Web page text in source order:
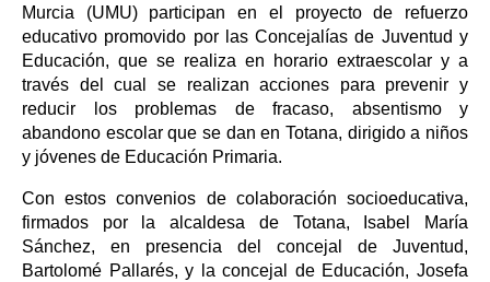
Murcia (UMU) participan en el proyecto de refuerzo
educativo promovido por las Concejalías de Juventud y
Educación, que se realiza en horario extraescolar y a
través del cual se realizan acciones para prevenir y
reducir los problemas de fracaso, absentismo y
abandono escolar que se dan en Totana, dirigido a niños
y jóvenes de Educación Primaria.
Con estos convenios de colaboración socioeducativa,
firmados por la alcaldesa de Totana, Isabel María
Sánchez, en presencia del concejal de Juventud,
Bartolomé Pallarés, y la concejal de Educación, Josefa